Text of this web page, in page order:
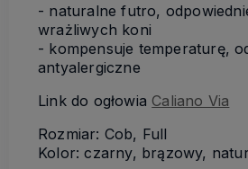
- naturalne futro,
wrażliwych koni
- kompensuje temperaturę,
antyalergiczne
Link do ogłowia Caliano Via
Rozmiar: Cob, Full
Kolor: czarny, brązowy,